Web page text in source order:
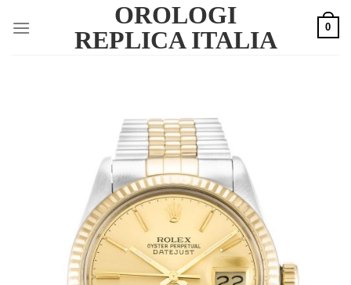
OROLOGI
REPLICA ITALIA
0